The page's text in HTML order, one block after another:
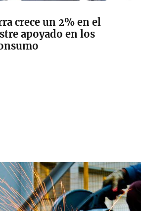
crece un 2% en el
apoyado en los